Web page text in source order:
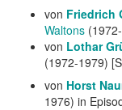
von Friedrich
Waltons
von Lothar
(1972-1979)
von Horst
1976) in